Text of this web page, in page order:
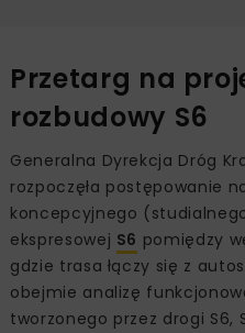
Przetarg na
rozbudowy S6
Generalna Dyrekcja Dróg
rozpoczęła postępowanie
koncepcyjnego
ekspresowej S6 pomiędzy
gdzie trasa łączy się z
obejmie analizę
tworzonego przez drogi S6,